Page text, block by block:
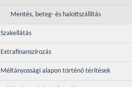
Mentés, beteg- és halottszállítás
Szakellátás
Extrafinanszírozás
Méltányossági alapon történő térítések